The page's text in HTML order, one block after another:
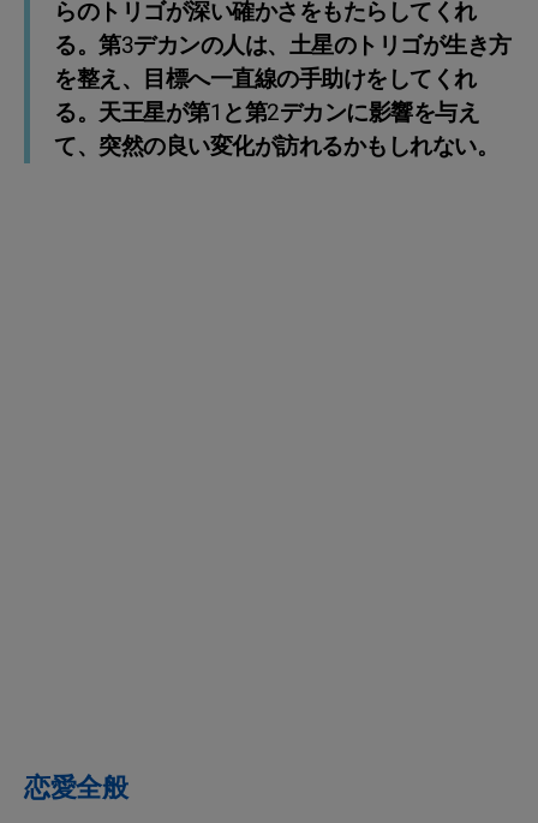
らのトリゴが深い確かさをもたらしてくれ
る。第3デカンの人は、土星のトリゴが生き方
を整え、目標へ一直線の手助けをしてくれ
る。天王星が第1と第2デカンに影響を与え
て、突然の良い変化が訪れるかもしれない。
恋愛全般